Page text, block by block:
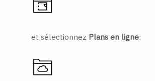
et sélectionnez Plans en ligne: